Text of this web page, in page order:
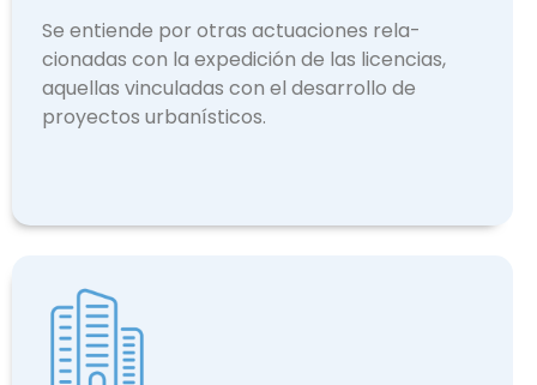
Se entiende por otras actuaciones rela­
cionadas con la expedición de las licencias,
aquellas vinculadas con el desarrollo de
proyectos urbanísticos.